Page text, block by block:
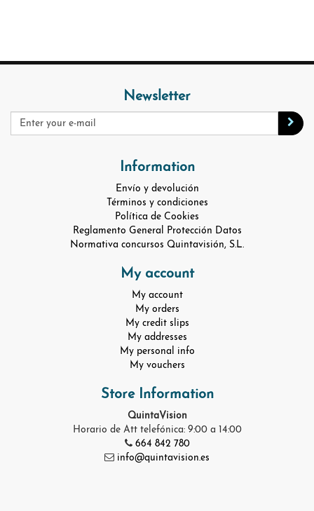
Newsletter
Information
Envío y devolución
Términos y condiciones
Política de Cookies
Reglamento General Protección Datos
Normativa concursos Quintavisión, S.L.
My account
My account
My orders
My credit slips
My addresses
My personal info
My vouchers
Store Information
QuintaVision
Horario de Att telefónica: 9:00 a 14:00
664 842 780
info@quintavision.es